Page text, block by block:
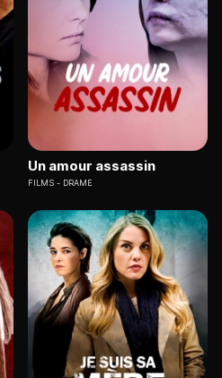
Un amour assassin
FILMS DRAME